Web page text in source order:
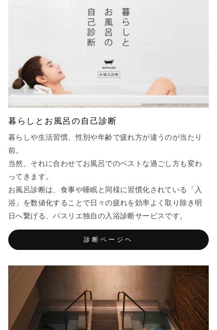
暮らしとお風呂の自己診断
暮らしや生活習慣、性別や年齢で疲れ方が違うのが当たり
前。
当然、それに合わせてお風呂でのベストな過ごし方も変わ
ってきます。
お風呂診断は、食事や睡眠と同様に習慣化されている「入
浴」を数値化することで日々の疲れを効率よく取り除き明
日へ繋げる、バスリエ独自の入浴診断サービスです。
診断ページヘ